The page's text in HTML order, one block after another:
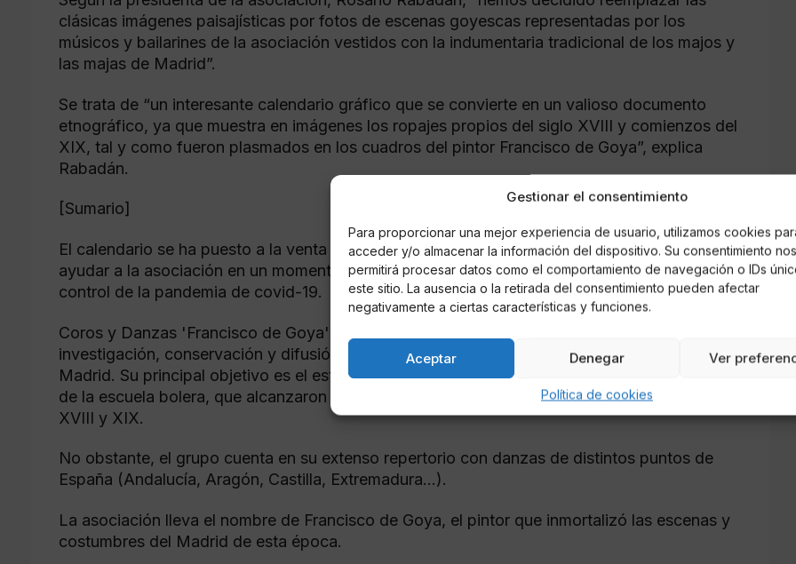
Gestionar el consentimiento
Para proporcionar una mejor experiencia de usuario, utilizamos cookies
acceder y/o almacenar la información del dispositivo. Su consentimiento nos
permitirá procesar datos como el comportamiento de navegación o IDs
este sitio. La ausencia o la retirada del consentimiento pueden afectar
negativamente a ciertas características y funciones.
Aceptar Denegar Ver
Política de cookies
clásicas imágenes paisajísticas por fotos de escenas goyescas representadas por los
músicos y bailarines de la asociación vestidos con la indumentaria tradicional de los majos y
las majas de Madrid”.
Se trata de “un interesante calendario gráfico que se convierte en un valioso documento
etnográfico, ya que muestra en imágenes los ropajes propios del siglo XVIII y comienzos del
XIX, tal y como fueron plasmados en los cuadros del pintor Francisco de Goya”, explica
Rabadán.
[Sumario]
El calendario se ha puesto a la venta al precio de 8 euros, y todo lo recaudado servirá para
ayudar a la asociación en un momento complicado para la cultura a causa de las medidas de
control de la pandemia de covid-19.
Coros y Danzas 'Francisco de Goya' es una entidad sin ánimo de lucro dedicada a la
investigación, conservación y difusión de los valores tradicionales de la Comunidad de
Madrid. Su principal objetivo es el estudio e interpretación de las danzas goyescas y bailes
de la escuela bolera, que alcanzaron gran popularidad en Madrid sobre todo en los siglos
XVIII y XIX.
No obstante, el grupo cuenta en su extenso repertorio con danzas de distintos puntos de
España (Andalucía, Aragón, Castilla, Extremadura…).
La asociación lleva el nombre de Francisco de Goya, el pintor que inmortalizó las escenas y
costumbres del Madrid de esta época.